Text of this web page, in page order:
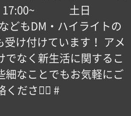
17:00~ 土日
どもDM・ハイライトの
受け付けています！ アメ
でなく新生活に関するこ
細なことでもお気軽にご
ください🏻 #